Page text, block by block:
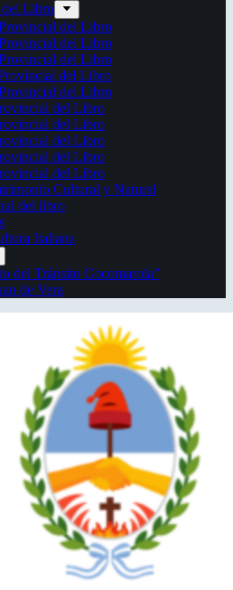
Libro
del Libro
del Libro
del Libro
del Libro
del Libro
del Libro
del Libro
del Libro
del Libro
del Libro
Cultural y Natural
del libro
Italiana
del Tránsito Cocomarola”
de Vera